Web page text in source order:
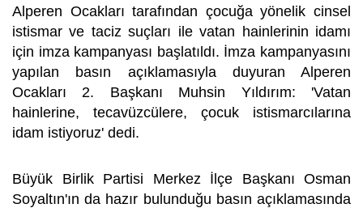
Alperen Ocakları tarafından çocuğa yönelik cinsel
istismar ve taciz suçları ile vatan hainlerinin idamı
için imza kampanyası başlatıldı. İmza kampanyasını
yapılan basın açıklamasıyla duyuran Alperen
Ocakları 2. Başkanı Muhsin Yıldırım: 'Vatan
hainlerine, tecavüzcülere, çocuk istismarcılarına
idam istiyoruz' dedi.
Büyük Birlik Partisi Merkez İlçe Başkanı Osman
Soyaltın'ın da hazır bulunduğu basın açıklamasında